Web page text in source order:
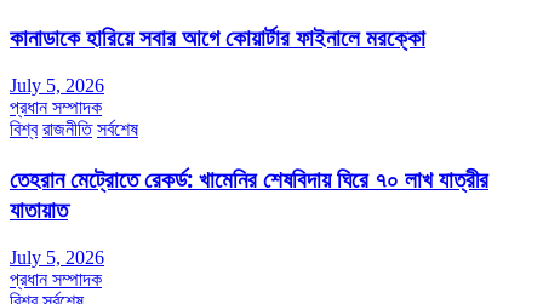
কানাডাকে হারিয়ে সবার আগে কোয়ার্টার ফাইনালে মরক্কো
July 5, 2026
প্রধান সম্পাদক
বিশ্ব রাজনীতি সর্বশেষ
তেহরান মেট্রোতে রেকর্ড: খামেনির শেষবিদায় ঘিরে ৭০ লাখ যাত্রীর
যাতায়াত
July 5, 2026
প্রধান সম্পাদক